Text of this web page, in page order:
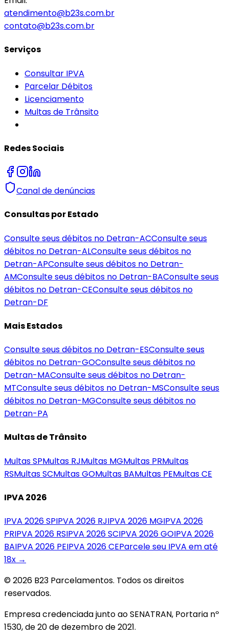
atendimento@b23s.com.br
contato@b23s.com.br
Serviços
Consultar IPVA
Parcelar Débitos
Licenciamento
Multas de Trânsito
Redes Sociais
Canal de denúncias
Consultas por Estado
Consulte seus débitos no Detran-ACConsulte seus
débitos no Detran-ALConsulte seus débitos no
Detran-APConsulte seus débitos no Detran-
AMConsulte seus débitos no Detran-BAConsulte seus
débitos no Detran-CEConsulte seus débitos no
Detran-DF
Mais Estados
Consulte seus débitos no Detran-ESConsulte seus
débitos no Detran-GOConsulte seus débitos no
Detran-MAConsulte seus débitos no Detran-
MTConsulte seus débitos no Detran-MSConsulte seus
débitos no Detran-MGConsulte seus débitos no
Detran-PA
Multas de Trânsito
MultasSPMultas RJMultas MGMultas PRMultas
RSMultasSCMultasGOMultas BAMultas PEMultasCE
IPVA 2026
IPVA 2026SPIPVA 2026 RJIPVA 2026 MGIPVA 2026
PRIPVA 2026 RSIPVA 2026SCIPVA 2026GOIPVA 2026
BAIPVA 2026 PEIPVA 2026CEParcele seu IPVA em até
18x →
© 2026 B23 Parcelamentos. Todos os direitos
reservados.
Empresa credenciada junto ao SENATRAN, Portaria nº
1530, de 20 de dezembro de 2021.